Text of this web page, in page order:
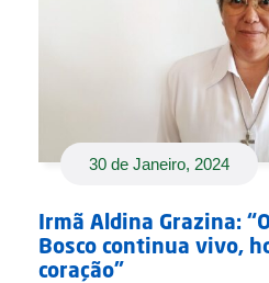
30 de Janeiro, 2024
Irmã Aldina Grazina:
Bosco continua vivo,
coração”